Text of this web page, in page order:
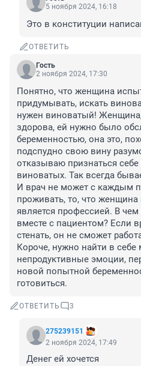
5 ноября 2024, 16:18
Это в конституции
ОТВЕТИТЬ
Гость
2 ноября 2024, 17:30
Понятно, что женщина
придумывать, искать
нужен виноватый!
здорова, ей нужно было
беременностью, она это,
подспудно свою вину
отказываю признаться
виноватых. Так всегда
И врач не может с каждым
проживать, то, что
является профессией. В
вместе с пациентом? Если
стенать, он не сможет
Короче, нужно найти в себе
непродуктивные эмоции,
новой попытной
готовиться.
ОТВЕТИТЬ 3
275239151
2 ноября 2024, 17:49
Денег ей хочется